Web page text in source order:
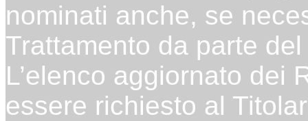
nominati anche, se
Trattamento da parte
L’elenco aggiornato dei
essere richiesto al